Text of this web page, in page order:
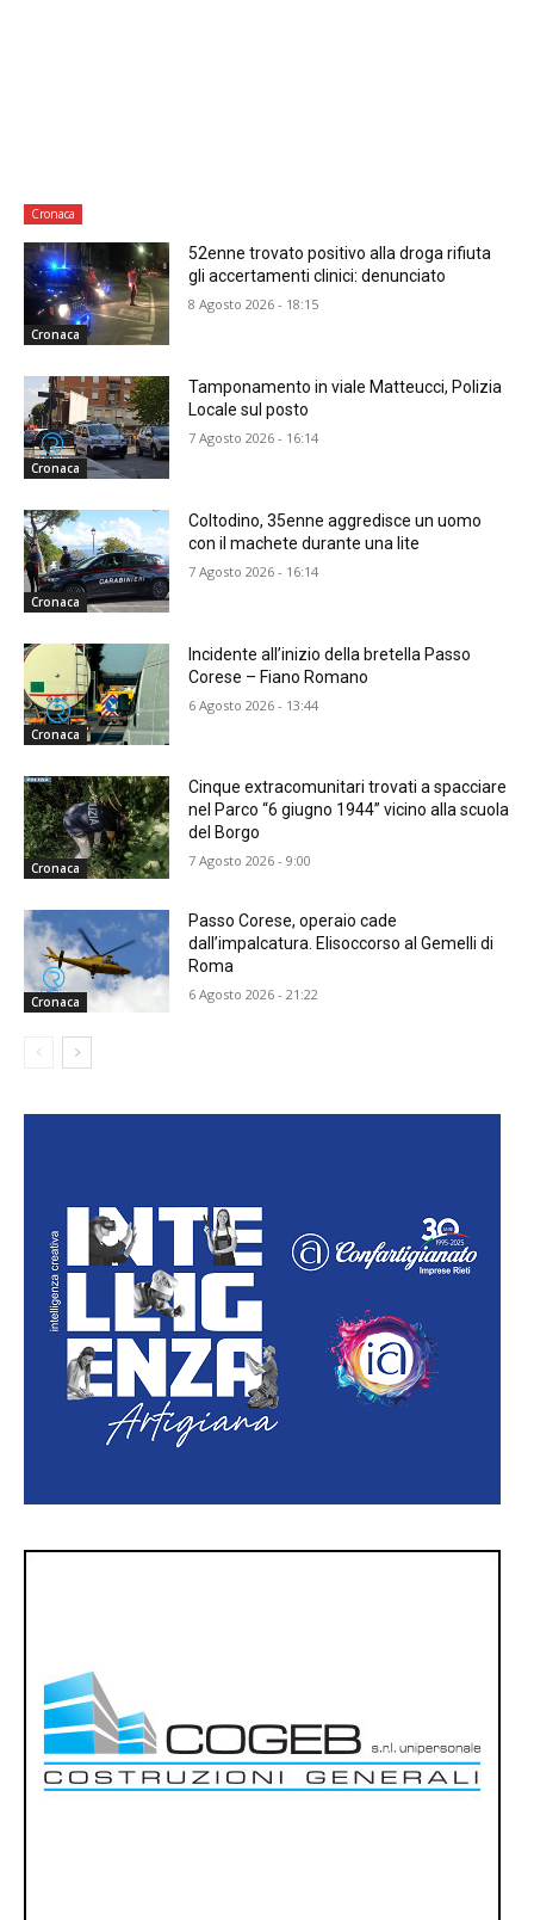
Cronaca
Cronaca
52enne trovato positivo alla droga rifiuta
gli accertamenti clinici: denunciato
8 Agosto 2026 - 18:15
Cronaca
Tamponamento in viale Matteucci, Polizia
Locale sul posto
7 Agosto 2026 - 16:14
Cronaca
Coltodino, 35enne aggredisce un uomo
con il machete durante una lite
7 Agosto 2026 - 16:14
Cronaca
Incidente all’inizio della bretella Passo
Corese – Fiano Romano
6 Agosto 2026 - 13:44
Cronaca
Cinque extracomunitari trovati a spacciare
nel Parco “6 giugno 1944” vicino alla scuola
del Borgo
7 Agosto 2026 - 9:00
Cronaca
Passo Corese, operaio cade
dall’impalcatura. Elisoccorso al Gemelli di
Roma
6 Agosto 2026 - 21:22